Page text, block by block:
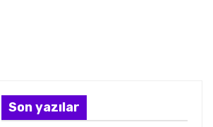
Son yazılar